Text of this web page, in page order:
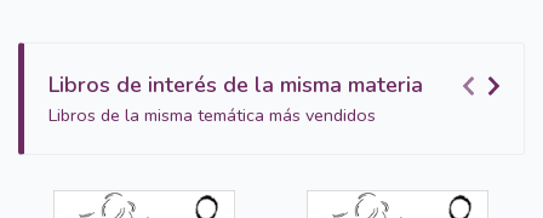
Libros de interés de la misma materia
Libros de la misma temática más vendidos